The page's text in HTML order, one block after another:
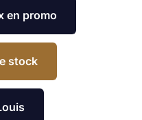
en promo
stock